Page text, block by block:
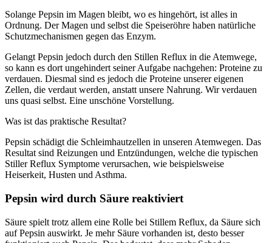
Solange Pepsin im Magen bleibt, wo es hingehört, ist alles in
Ordnung. Der Magen und selbst die Speiseröhre haben natürliche
Schutzmechanismen gegen das Enzym.
Gelangt Pepsin jedoch durch den Stillen Reflux in die Atemwege,
so kann es dort ungehindert seiner Aufgabe nachgehen: Proteine zu
verdauen. Diesmal sind es jedoch die Proteine unserer eigenen
Zellen, die verdaut werden, anstatt unsere Nahrung. Wir verdauen
uns quasi selbst. Eine unschöne Vorstellung.
Was ist das praktische Resultat?
Pepsin schädigt die Schleimhautzellen in unseren Atemwegen. Das
Resultat sind Reizungen und Entzündungen, welche die typischen
Stiller Reflux Symptome verursachen, wie beispielsweise
Heiserkeit, Husten und Asthma.
Pepsin wird durch Säure reaktiviert
Säure spielt trotz allem eine Rolle bei Stillem Reflux, da Säure sich
auf Pepsin auswirkt. Je mehr Säure vorhanden ist, desto besser